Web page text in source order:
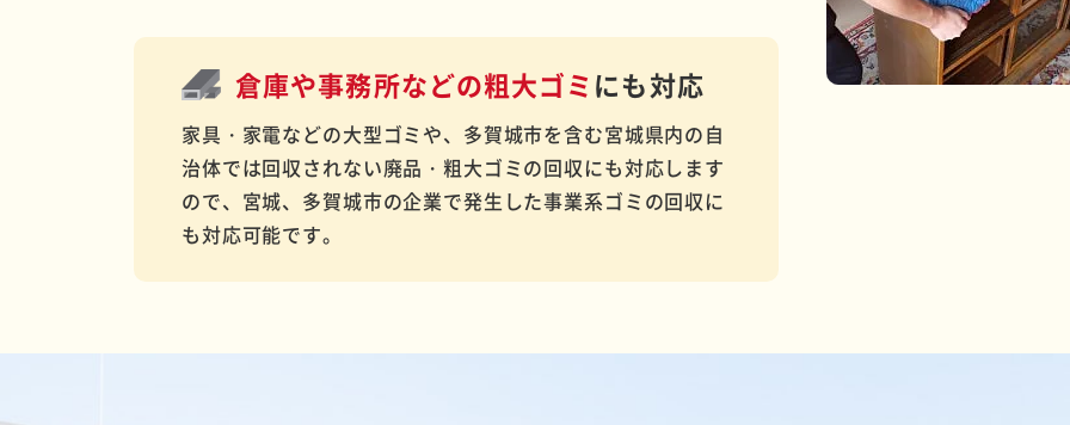
倉庫や事務所などの粗大ゴミ にも対応
家具・家電などの大型ゴミや、多賀城市を含む宮城県内の自
治体では回収されない廃品・粗大ゴミの回収にも対応します
ので、宮城、多賀城市の企業で発生した事業系ゴミの回収に
も対応可能です。